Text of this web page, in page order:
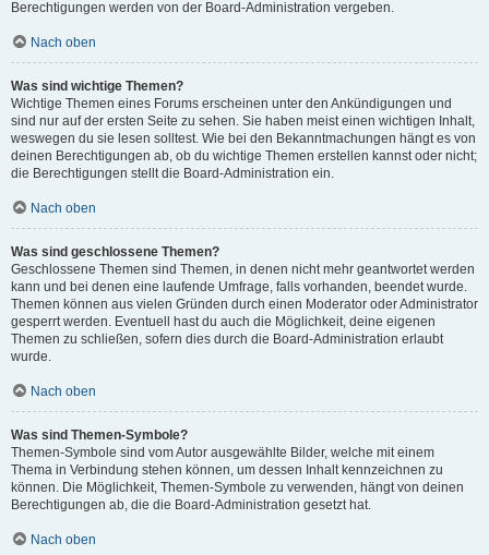
Berechtigungen werden von der Board-Administration vergeben.
Nach oben
Was sind wichtige Themen?
Wichtige Themen eines Forums erscheinen unter den Ankündigungen und
sind nur auf der ersten Seite zu sehen. Sie haben meist einen wichtigen Inhalt,
weswegen du sie lesen solltest. Wie bei den Bekanntmachungen hängt es von
deinen Berechtigungen ab, ob du wichtige Themen erstellen kannst oder nicht;
die Berechtigungen stellt die Board-Administration ein.
Nach oben
Was sind geschlossene Themen?
Geschlossene Themen sind Themen, in denen nicht mehr geantwortet werden
kann und bei denen eine laufende Umfrage, falls vorhanden, beendet wurde.
Themen können aus vielen Gründen durch einen Moderator oder Administrator
gesperrt werden. Eventuell hast du auch die Möglichkeit, deine eigenen
Themen zu schließen, sofern dies durch die Board-Administration erlaubt
wurde.
Nach oben
Was sind Themen-Symbole?
Themen-Symbole sind vom Autor ausgewählte Bilder, welche mit einem
Thema in Verbindung stehen können, um dessen Inhalt kennzeichnen zu
können. Die Möglichkeit, Themen-Symbole zu verwenden, hängt von deinen
Berechtigungen ab, die die Board-Administration gesetzt hat.
Nach oben